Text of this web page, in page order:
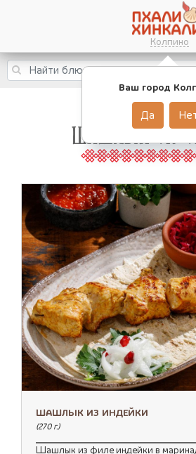
Колпино
Ваш город
Да
ШАШЛЫК ИЗ
ШАШЛЫК ИЗ ИНДЕЙКИ
(270 г.)
Шашлык из филе индейки в